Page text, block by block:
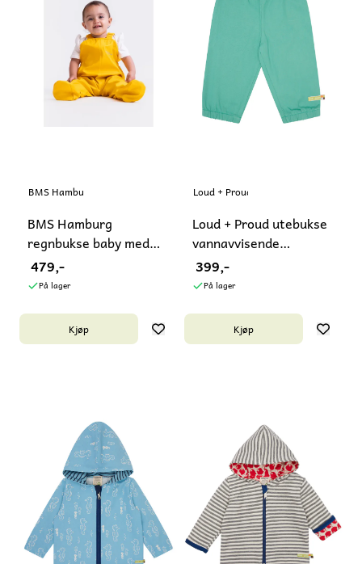
BMS Hamburg
BMS Hamburg
regnbukse baby med
fot
479,-
På lager
Kjøp
Loud + Proud
Loud + Proud utebukse
vannavvisende
blågrønn
399,-
På lager
Kjøp